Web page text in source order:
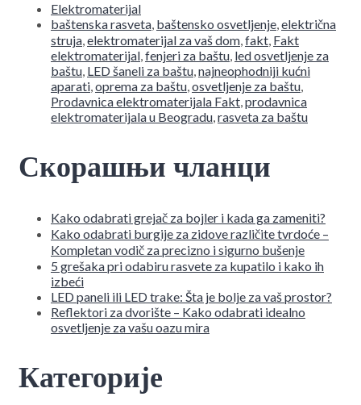
Elektromaterijal
baštenska rasveta, baštensko osvetljenje,električna
struja,elektromaterijal za vaš dom,fakt, Fakt
elektromaterijal,fenjeri za baštu, led osvetljenje za
baštu, LED šaneli za baštu,najneophodniji kućni
aparati,oprema za baštu,osvetljenje za baštu,
Prodavnica elektromaterijala Fakt,prodavnica
elektromaterijala u Beogradu,rasveta za baštu
Скорашњи чланци
Kako odabrati grejač za bojler i kada ga zameniti?
Kako odabrati burgije za zidove različite tvrdoće –
Kompletan vodič za precizno i sigurno bušenje
5 grešaka pri odabiru rasvete za kupatilo i kako ih
izbeći
LED paneli ili LED trake: Šta je bolje za vaš prostor?
Reflektori za dvorište – Kako odabrati idealno
osvetljenje za vašu oazu mira
Категорије